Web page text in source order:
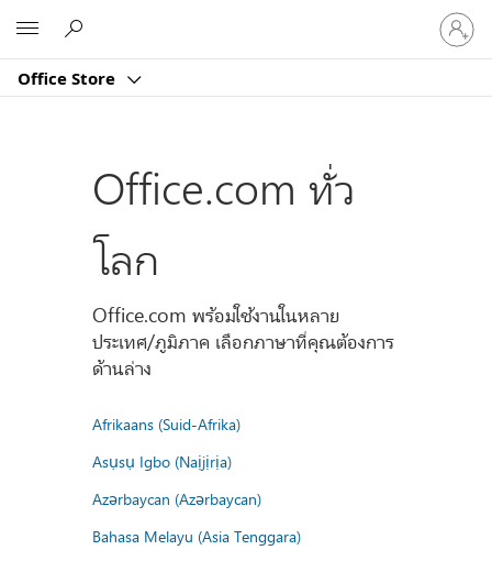
Office Store
ลงชื่อ
เข้า
บัญชี
Office.com ทั่ว
โลก
Office.com พร้อมใช้งานในหลาย
ประเทศ/ภูมิภาค เลือกภาษาที่คุณต้องการ
ด้านล่าง
Afrikaans (Suid-Afrika)
Asụsụ Igbo (Naịjịrịa)
Azərbaycan (Azərbaycan)
Bahasa Melayu (Asia Tenggara)